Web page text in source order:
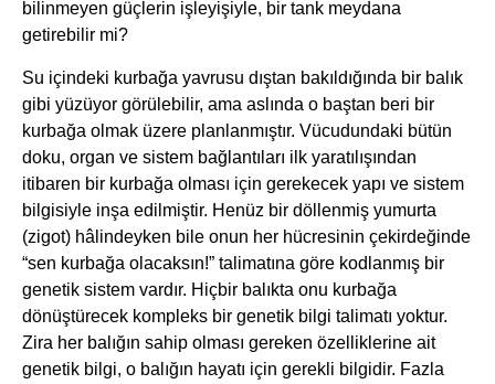
bilinmeyen güçlerin işleyişiyle, bir tank meydana
getirebilir mi?
Su içindeki kurbağa yavrusu dıştan bakıldığında bir balık
gibi yüzüyor görülebilir, ama aslında o baştan beri bir
kurbağa olmak üzere planlanmıştır. Vücudundaki bütün
doku, organ ve sistem bağlantıları ilk yaratılışından
itibaren bir kurbağa olması için gerekecek yapı ve sistem
bilgisiyle inşa edilmiştir. Henüz bir döllenmiş yumurta
(zigot) hâlindeyken bile onun her hücresinin çekirdeğinde
“sen kurbağa olacaksın!” talimatına göre kodlanmış bir
genetik sistem vardır. Hiçbir balıkta onu kurbağa
dönüştürecek kompleks bir genetik bilgi talimatı yoktur.
Zira her balığın sahip olması gereken özelliklerine ait
genetik bilgi, o balığın hayatı için gerekli bilgidir. Fazla